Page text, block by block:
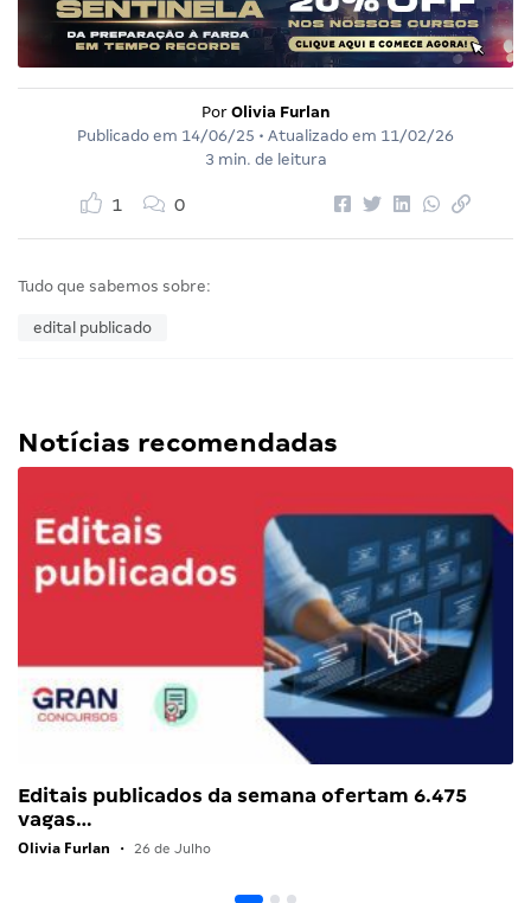
Por Olivia Furlan
Publicado em 14/06/25 • Atualizado em 11/02/26
3 min. de leitura
1 0
Tudo que sabemos sobre:
edital publicado
Notícias recomendadas
Editais publicados da semana ofertam 6.475
vagas…
Olivia Furlan • 26 de Julho